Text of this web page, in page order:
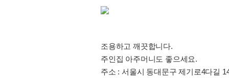
조용하고 깨끗합니다.
주인집 아주머니도 좋으세요.
주소 : 서울시 동대문구 제기로4다길